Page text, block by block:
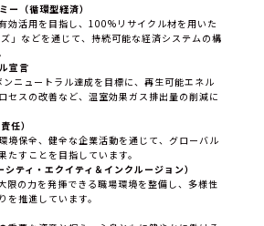
ー（循環型経済）
効活用を目指し、100%リサイクル材を用いた
」などを通じて、持続可能な経済システムの構
宣言
ニュートラル達成を目標に、再生可能エネル
セスの改善など、温室効果ガス排出量の削減に
任）
境保全、健全な企業活動を通じて、グローバル
たすことを目指しています。
ティ・エクイティ＆インクルージョン）
限の力を発揮できる職場環境を整備し、多様性
を推進しています。